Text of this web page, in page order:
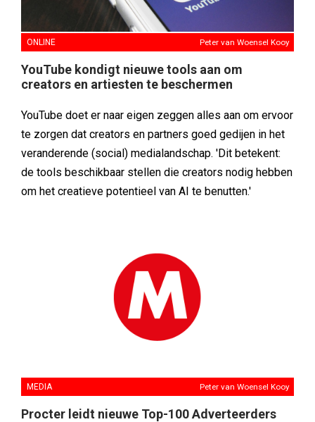
ONLINE Peter van Woensel Kooy
YouTube kondigt nieuwe tools aan om
creators en artiesten te beschermen
YouTube doet er naar eigen zeggen alles aan om ervoor
te zorgen dat creators en partners goed gedijen in het
veranderende (social) medialandschap. 'Dit betekent:
de tools beschikbaar stellen die creators nodig hebben
om het creatieve potentieel van AI te benutten.'
MEDIA Peter van Woensel Kooy
Procter leidt nieuwe Top-100 Adverteerders